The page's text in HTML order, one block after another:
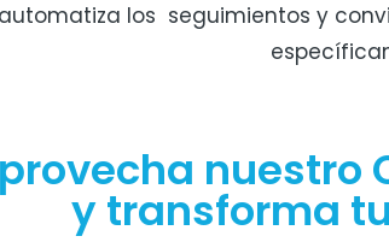
los seguimientos y
nuestro
y transforma